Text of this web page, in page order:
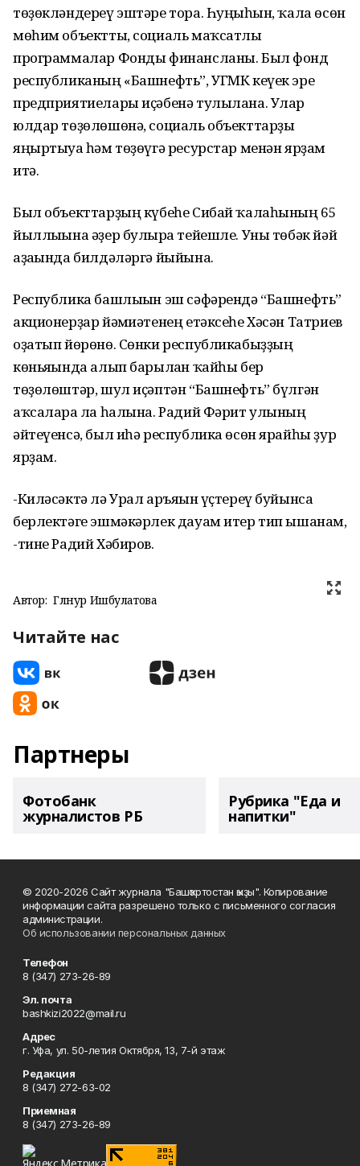
төҙөкләндереү эштәре тора. Һуңғыһын, ҡала өсөн
мөһим объектты, социаль маҡсатлы
программалар Фонды финансланы. Был фонд
республиканың «Башнефть”, УГМК кеүек эре
предприятиелары иҫәбенә тулылана. Улар
юлдар төҙөлөшөнә, социаль объекттарҙы
яңыртыуға һәм төҙөүгә ресурстар менән ярҙам
итә.
Был объекттарҙың күбеһе Сибай ҡалаһының 65
йыллығына әҙер булырға тейешле. Уны төбәк йәй
аҙағында билдәләргә йыйына.
Республика башлығын эш сәфәрендә “Башнефть”
акционерҙар йәмғиәтенең етәксеһе Хәсән Татриев
оҙатып йөрөнө. Сөнки республикабыҙҙың
көньяғында алып барылған ҡайһы бер
төҙөлөштәр, шул иҫәптән “Башнефть” бүлгән
аҡсаларға ла һалына. Радий Фәрит улының
әйтеүенсә, был иһә республика өсөн ярайһы ҙур
ярҙам.
-Киләсәктә лә Урал аръяғын үҫтереү буйынса
берлектәге эшмәкәрлек дауам итер тип ышанам,
-тине Радий Хәбиров.
Автор: Гөлнур Ишбулатова
Читайте нас
Партнеры
Фотобанк
журналистов РБ
Рубрика "Еда и
напитки"
© 2020-2026 Сайт журнала "Башҡортостан ҡыҙы". Копирование
информации сайта разрешено только с письменного согласия
администрации.
Об использовании персональных данных
Телефон
8 (347) 273-26-89
Эл. почта
bashkizi2022@mail.ru
Адрес
г. Уфа, ул. 50-летия Октября, 13, 7-й этаж
Редакция
8 (347) 272-63-02
Приемная
8 (347) 273-26-89